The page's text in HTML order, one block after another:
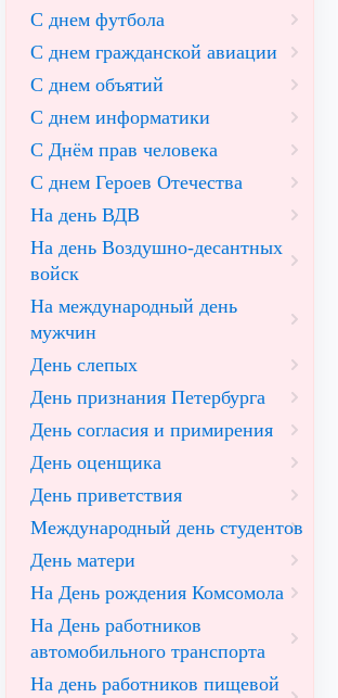
С днем футбола
С днем гражданской авиации
С днем объятий
С днем информатики
С Днём прав человека
С днем Героев Отечества
На день ВДВ
На день Воздушно-десантных
войск
На международный день
мужчин
День слепых
День признания Петербурга
День согласия и примирения
День оценщика
День приветствия
Международный день студентов
День матери
На День рождения Комсомола
На День работников
автомобильного транспорта
На день работников пищевой